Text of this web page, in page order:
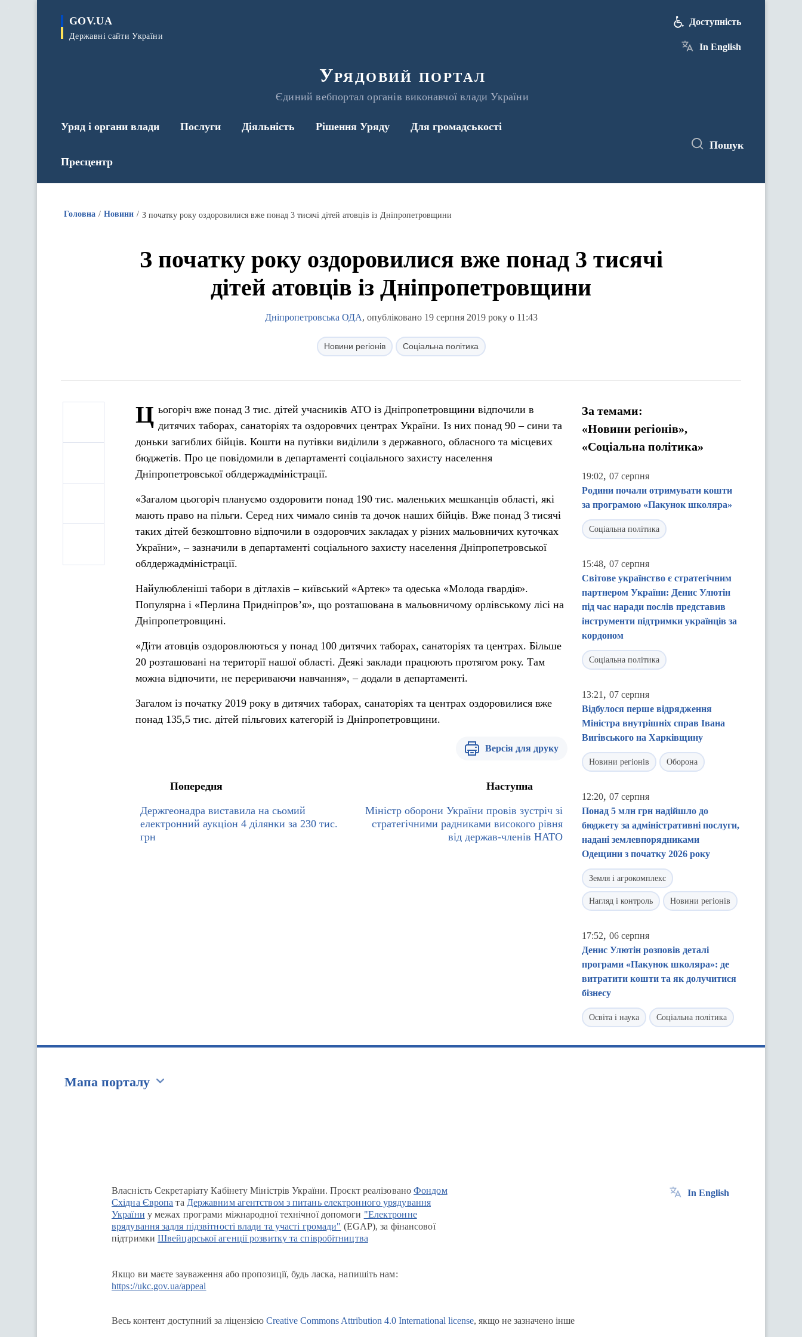
GOV.UA
Державні сайти України
Урядовий портал
Єдиний вебпортал органів виконавчої влади України
Доступність
In English
Уряд і органи влади Послуги Діяльність Рішення Уряду Для громадськості
Пресцентр
Пошук
Головна Новини З початку року оздоровилися вже понад 3 тисячі дітей атовців із Дніпропетровщини
З початку року оздоровилися вже понад 3 тисячі
дітей атовців із Дніпропетровщини
Дніпропетровська ОДА, опубліковано 19 серпня 2019 року о 11:43
Новини регіонів Соціальна політика
Ц ьогоріч вже понад 3 тис. дітей учасників АТО із Дніпропетровщини відпочили в
дитячих таборах, санаторіях та оздоровчих центрах України. Із них понад 90 – сини та
доньки загиблих бійців. Кошти на путівки виділили з державного, обласного та місцевих
бюджетів. Про це повідомили в департаменті соціального захисту населення
Дніпропетровської облдержадміністрації.
«Загалом цьогоріч плануємо оздоровити понад 190 тис. маленьких мешканців області, які
мають право на пільги. Серед них чимало синів та дочок наших бійців. Вже понад 3 тисячі
таких дітей безкоштовно відпочили в оздоровчих закладах у різних мальовничих куточках
України», – зазначили в департаменті соціального захисту населення Дніпропетровської
облдержадміністрації.
Найулюбленіші табори в дітлахів – київський «Артек» та одеська «Молода гвардія».
Популярна і «Перлина Придніпров’я», що розташована в мальовничому орлівському лісі на
Дніпропетровщині.
«Діти атовців оздоровлюються у понад 100 дитячих таборах, санаторіях та центрах. Більше
20 розташовані на території нашої області. Деякі заклади працюють протягом року. Там
можна відпочити, не перериваючи навчання», – додали в департаменті.
Загалом із початку 2019 року в дитячих таборах, санаторіях та центрах оздоровилися вже
понад 135,5 тис. дітей пільгових категорій із Дніпропетровщини.
Версія для друку
Попередня
Держгеонадра виставила на сьомий
електронний аукціон 4 ділянки за 230 тис.
грн
Наступна
Міністр оборони України провів зустріч зі
стратегічними радниками високого рівня
від держав-членів НАТО
За темами:
«Новини регіонів»,
«Соціальна політика»
19:02, 07 серпня
Родини почали отримувати кошти
за програмою «Пакунок школяра»
Соціальна політика
15:48, 07 серпня
Світове українство є стратегічним
партнером України: Денис Улютін
під час наради послів представив
інструменти підтримки українців за
кордоном
Соціальна політика
13:21 , 07 серпня
Відбулося перше відрядження
Міністра внутрішніх справ Івана
Вигівського на Харківщину
Новини регіонів Оборона
12:20, 07 серпня
Понад 5 млн грн надійшло до
бюджету за адміністративні послуги,
надані землевпорядниками
Одещини з початку 2026 року
Земля і агрокомплекс
Нагляд і контроль Новини регіонів
17:52, 06 серпня
Денис Улютін розповів деталі
програми «Пакунок школяра»: де
витратити кошти та як долучитися
бізнесу
Освіта і наука Соціальна політика
Мапа порталу
Власність Секретаріату Кабінету Міністрів України. Проєкт реалізованоФондом
Східна Європа та Державним агентством з питань електронного урядування
України у межах програми міжнародної технічної допомоги "Електронне
врядування задля підзвітності влади та участі громади" (EGAP), за фінансової
підтримки Швейцарської агенції розвитку та співробітництва
Якщо ви маєте зауваження або пропозиції, будь ласка, напишіть нам:
https://ukc.gov.ua/appeal
In English
Весь контент доступний за ліцензією Creative Commons Attribution 4.0 International license, якщо не зазначено інше